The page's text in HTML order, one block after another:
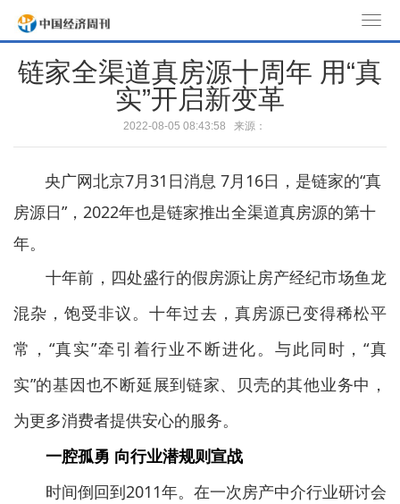
o
i
n
链家全渠道真房源十周年 用“真
实”开启新变革
2022-08-05 08:43:58 来源：
央广网北京7月31日消息 7月16日，是链家的“真
房源日”，2022年也是链家推出全渠道真房源的第十
年。
十年前，四处盛行的假房源让房产经纪市场鱼龙
混杂，饱受非议。十年过去，真房源已变得稀松平
常，“真实”牵引着行业不断进化。与此同时，“真
实”的基因也不断延展到链家、贝壳的其他业务中，
为更多消费者提供安心的服务。
一腔孤勇 向行业潜规则宣战
时间倒回到2011年。在一次房产中介行业研讨会